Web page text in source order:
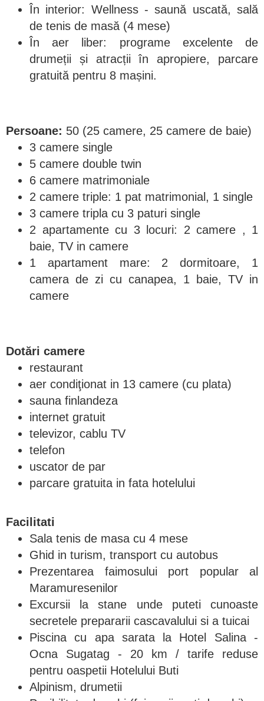
În interior: Wellness - saună uscată, sală
de tenis de masă (4 mese)
În aer liber: programe excelente de
drumeții și atracții în apropiere, parcare
gratuită pentru 8 mașini.
Persoane: 50 (25 camere, 25 camere de baie)
3 camere single
5 camere double twin
6 camere matrimoniale
2 camere triple: 1 pat matrimonial, 1 single
3 camere tripla cu 3 paturi single
2 apartamente cu 3 locuri: 2 camere , 1
baie, TV in camere
1 apartament mare: 2 dormitoare, 1
camera de zi cu canapea, 1 baie, TV in
camere
Dotări camere
restaurant
aer condiţionat in 13 camere (cu plata)
sauna finlandeza
internet gratuit
televizor, cablu TV
telefon
uscator de par
parcare gratuita in fata hotelului
Facilitati
Sala tenis de masa cu 4 mese
Ghid in turism, transport cu autobus
Prezentarea faimosului port popular al
Maramuresenilor
Excursii la stane unde puteti cunoaste
secretele prepararii cascavalului si a tuicai
Piscina cu apa sarata la Hotel Salina -
Ocna Sugatag - 20 km / tarife reduse
pentru oaspetii Hotelului Buti
Alpinism, drumetii